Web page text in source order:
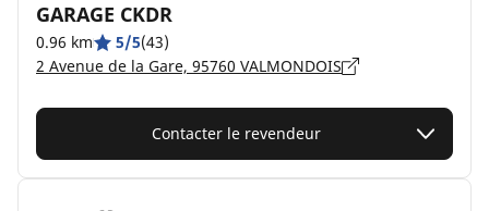
GARAGE CKDR
0.96 km 5/5(43)
2 Avenue de la Gare, 95760 VALMONDOIS
Contacter le revendeur